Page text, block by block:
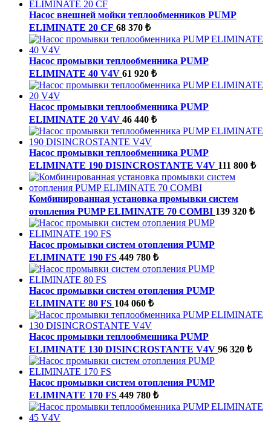
Насос внешней мойки теплообменников PUMP
ELIMINATE 20 CF 68 370 ₺
Насос промывки теплообменника PUMP
ELIMINATE 40 V4V 61 920 ₺
Насос промывки теплообменника PUMP
ELIMINATE 20 V4V 46 440 ₺
Насос промывки теплообменника PUMP
ELIMINATE 190 DISINCROSTANTE V4V 111 800 ₺
Комбинированная установка промывки систем
отопления PUMP ELIMINATE 70 COMBI 139 320 ₺
Насос промывки систем отопления PUMP
ELIMINATE 190 FS 449 780 ₺
Насос промывки систем отопления PUMP
ELIMINATE 80 FS 104 060 ₺
Насос промывки теплообменника PUMP
ELIMINATE 130 DISINCROSTANTE V4V 96 320 ₺
Насос промывки систем отопления PUMP
ELIMINATE 170 FS 449 780 ₺